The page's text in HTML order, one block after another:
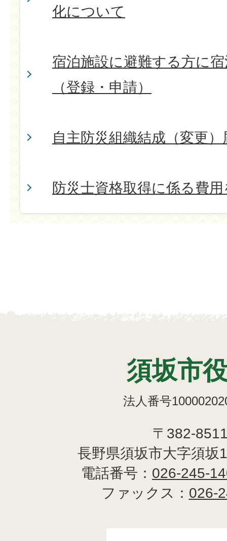
化について
宿泊施設に避難する方に
（登録・申請）
自主防災組織結成（変更
防災士資格取得に係る費
須坂市
法人番号
〒382-
長野県須坂市大字須坂
電話番号： 026-245-
ファックス： 026-